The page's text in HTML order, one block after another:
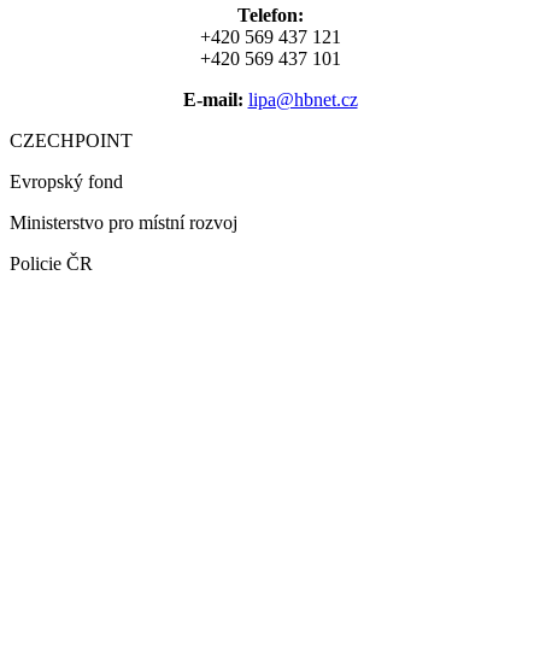
Telefon:
+420 569 437 121
+420 569 437 101
E-mail: lipa@hbnet.cz
CZECHPOINT
Evropský fond
Ministerstvo pro místní rozvoj
Policie ČR